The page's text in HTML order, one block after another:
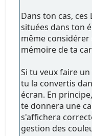
Dans ton cas,
situées dans ton
même
mémoire de ta
Si tu veux faire
tu la convertis
écran. En
te donnera une
s'affichera
gestion des